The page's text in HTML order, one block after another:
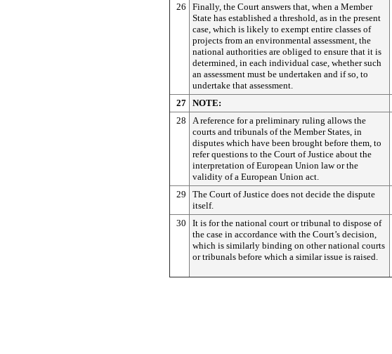
26
Finally, the Court answers that, when a Member
State has established a threshold, as in the present
case, which is likely to exempt entire classes of
projects from an environmental assessment, the
national authorities are obliged to ensure that it is
determined, in each individual case, whether such
an assessment must be undertaken and if so, to
undertake that assessment.
27 NOTE:
28
A reference for a preliminary ruling allows the
courts and tribunals of the Member States, in
disputes which have been brought before them, to
refer questions to the Court of Justice about the
interpretation of European Union law or the
validity of a European Union act.
29
The Court of Justice does not decide the dispute
itself.
30
It is for the national court or tribunal to dispose of
the case in accordance with the Court’s decision,
which is similarly binding on other national courts
or tribunals before which a similar issue is raised.